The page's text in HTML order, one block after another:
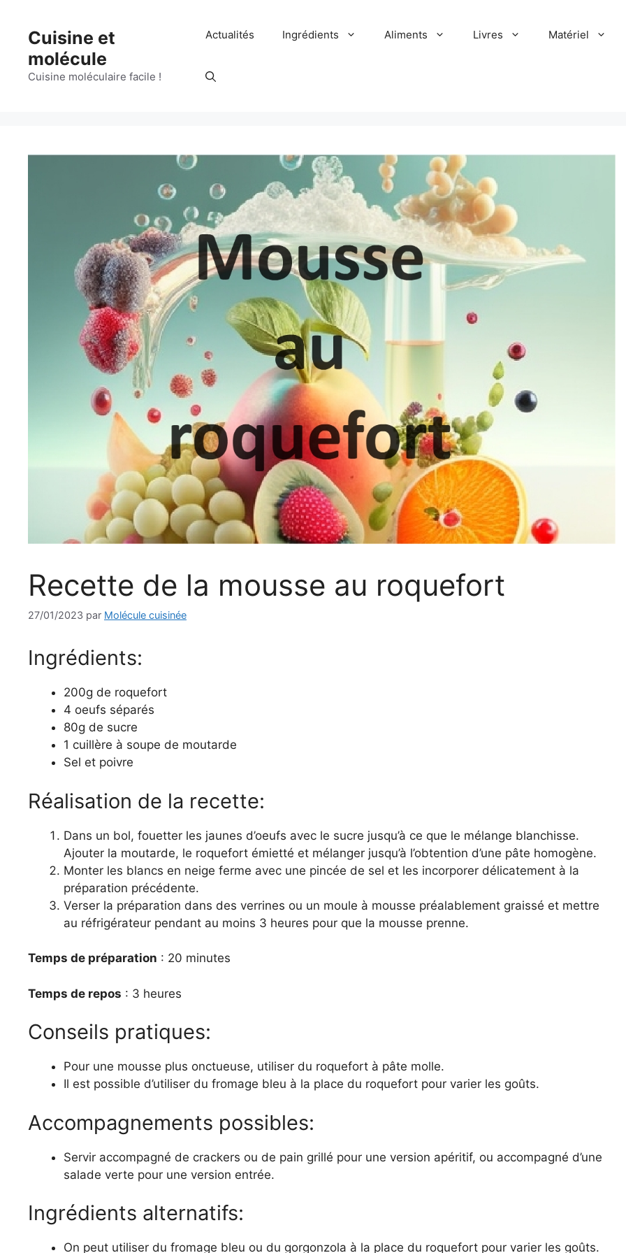
contenuCuisine et
molécule
Cuisine moléculaire facile !
Actualités Ingrédients Aliments Livres Matériel
Recette de la mousse au roquefort
27/01/2023 par Molécule cuisinée
Ingrédients:
200g de roquefort
4 oeufs séparés
80g de sucre
1 cuillère à soupe de moutarde
Sel et poivre
Réalisation de la recette:
Dans un bol, fouetter les jaunes d’oeufs avec le sucre jusqu’à ce que le mélange blanchisse.
Ajouter la moutarde, le roquefort émietté et mélanger jusqu’à l’obtention d’une pâte homogène.
Monter les blancs en neige ferme avec une pincée de sel et les incorporer délicatement à la
préparation précédente.
Verser la préparation dans des verrines ou un moule à mousse préalablement graissé et mettre
au réfrigérateur pendant au moins 3 heures pour que la mousse prenne.
Temps de préparation : 20 minutes
Temps de repos : 3 heures
Conseils pratiques:
Pour une mousse plus onctueuse, utiliser du roquefort à pâte molle.
Il est possible d’utiliser du fromage bleu à la place du roquefort pour varier les goûts.
Accompagnements possibles:
Servir accompagné de crackers ou de pain grillé pour une version apéritif, ou accompagné d’une
salade verte pour une version entrée.
Ingrédients alternatifs:
On peut utiliser du fromage bleu ou du gorgonzola à la place du roquefort pour varier les goûts.